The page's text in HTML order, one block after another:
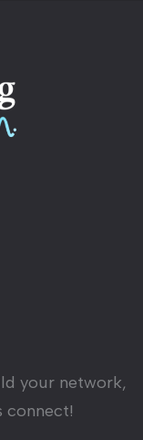
your network,
connect!